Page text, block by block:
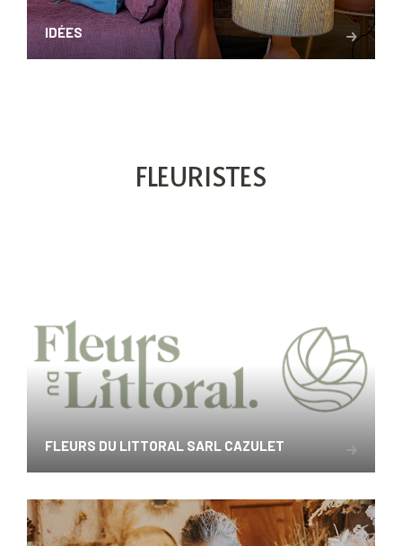
IDÉES
FLEURISTES
FLEURS DU LITTORAL SARL CAZULET